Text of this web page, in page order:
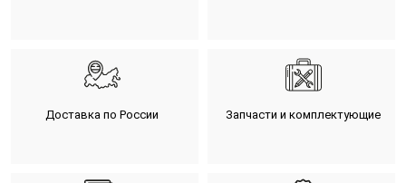
Доставка по России Запчасти и комплектующие